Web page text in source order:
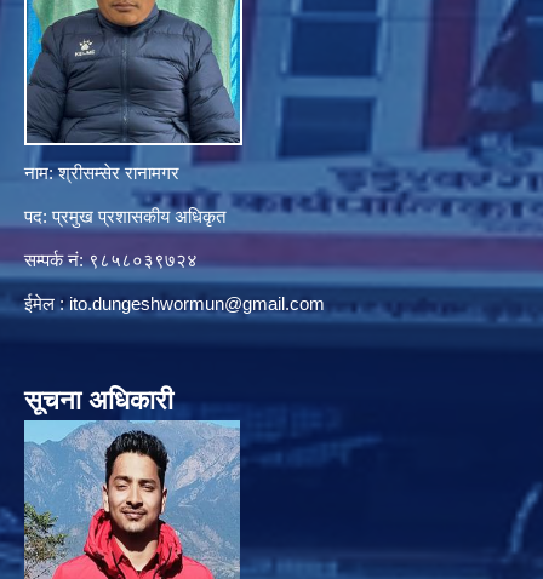
नाम: श्रीसम्सेर रानामगर
पद: प्रमुख प्रशासकीय अधिकृत
सम्पर्क नं: ९८५८०३९७२४
ईमेल :ito.dungeshwormun@gmail.com
सूचना अधिकारी